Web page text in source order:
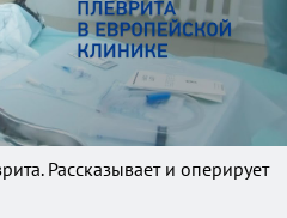
Рассказывает и оперирует